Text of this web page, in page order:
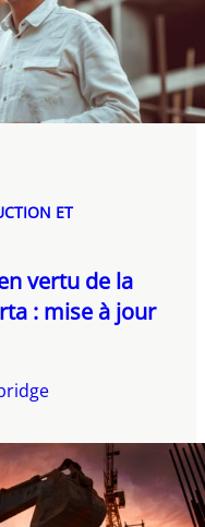
ET
vertu de la
: mise à jour